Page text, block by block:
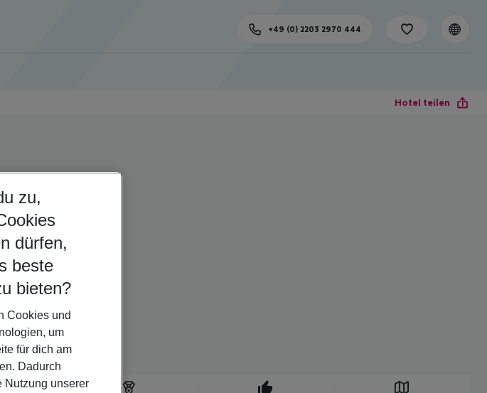
+49 (0) 2203 2970 444
Hotel teilen
zu,
dürfen,
beste
bieten?
Cookies und
um
für dich am
Dadurch
Nutzung unserer